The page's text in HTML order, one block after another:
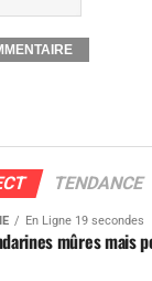
TENDANCE
En Ligne 19 secondes
mûres mais